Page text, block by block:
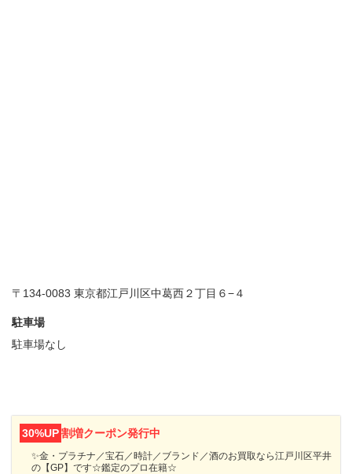
〒134-0083 東京都江戸川区中葛西２丁目６−４
駐車場
駐車場なし
30%UP割増クーポン発行中
✨金・プラチナ／宝石／時計／ブランド／酒のお買取なら江戸川区平井
の【GP】です☆鑑定のプロ在籍☆